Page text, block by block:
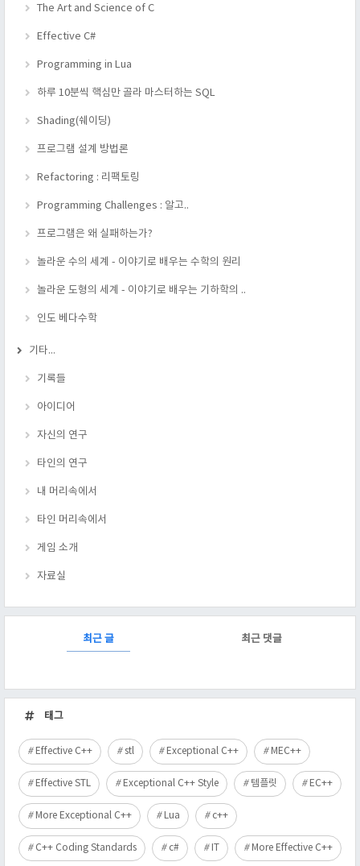
The Art and Science of C
Effective C#
Programming in Lua
하루 10분씩 핵심만 골라 마스터하는 SQL
Shading(쉐이딩)
프로그램 설계 방법론
Refactoring : 리팩토링
Programming Challenges : 알고..
프로그램은 왜 실패하는가?
놀라운 수의 세계 - 이야기로 배우는 수학의 원리
놀라운 도형의 세계 - 이야기로 배우는 기하학의 ..
인도 베다수학
기타...
기록들
아이디어
자신의 연구
타인의 연구
내 머리속에서
타인 머리속에서
게임 소개
자료실
최근 글 최근 댓글
근
글
태그
Effective C++ stl Exceptional C++ MEC++
Effective STL Exceptional C++ Style 템플릿 EC++
More Exceptional C++ Lua c++
C++ Coding Standards c# IT More Effective C++